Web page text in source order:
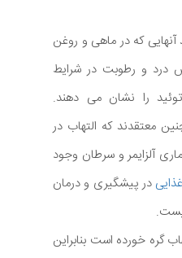
امگا 3، مانند آنهایی که در ماهی و روغن
و رطوبت در شرایط
را نشان می دهند.
معتقدند که التهاب در
آلزایمر و سرطان وجود
در پیشگیری و درمان
گره خورده است بنابراین